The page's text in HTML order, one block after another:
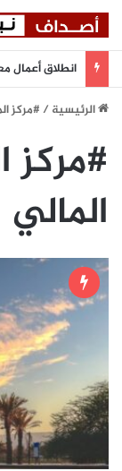
الرئيسية/ #مركز
#مركز
المالي